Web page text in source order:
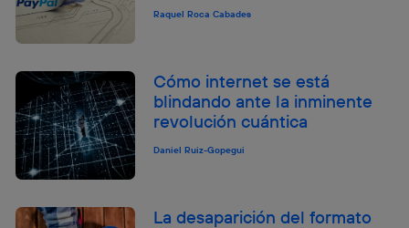
Raquel Roca Cabades
Cómo internet se está
blindando ante la inminente
revolución cuántica
Daniel Ruiz-Gopegui
La desaparición del formato